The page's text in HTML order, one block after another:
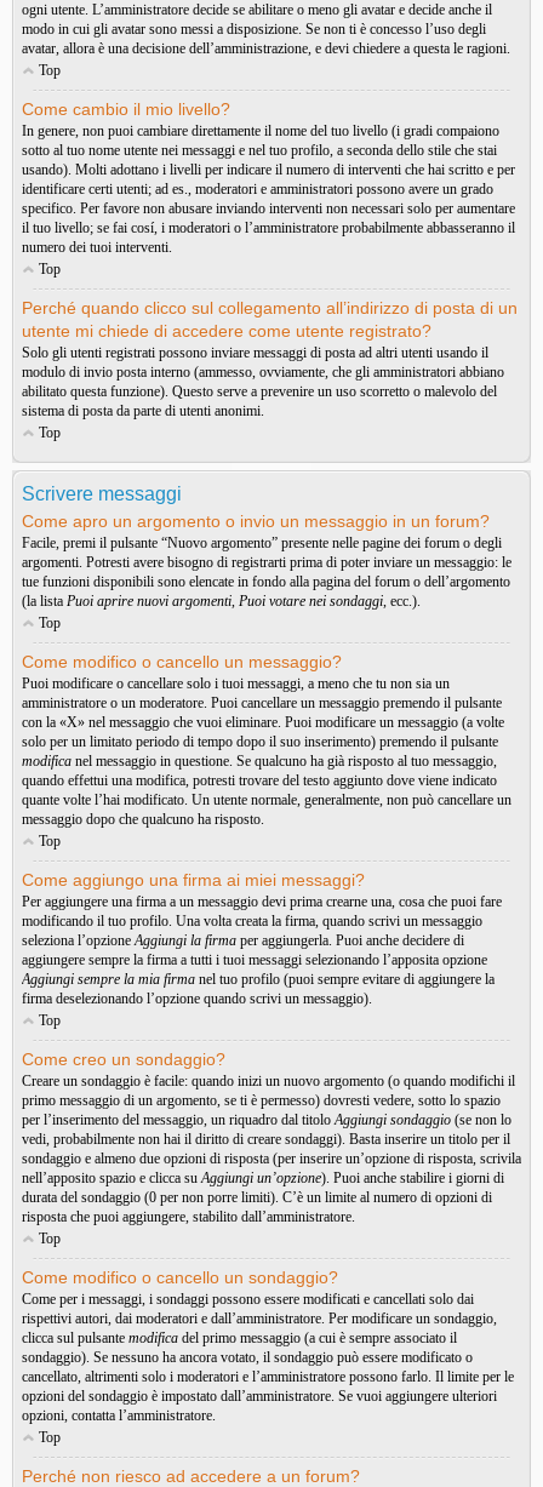
ogni utente. L’amministratore decide se abilitare o meno gli avatar e decide anche il
modo in cui gli avatar sono messi a disposizione. Se non ti è concesso l’uso degli
avatar, allora è una decisione dell’amministrazione, e devi chiedere a questa le ragioni.
Top
Come cambio il mio livello?
In genere, non puoi cambiare direttamente il nome del tuo livello (i gradi compaiono
sotto al tuo nome utente nei messaggi e nel tuo profilo, a seconda dello stile che stai
usando). Molti adottano i livelli per indicare il numero di interventi che hai scritto e per
identificare certi utenti; ad es., moderatori e amministratori possono avere un grado
specifico. Per favore non abusare inviando interventi non necessari solo per aumentare
il tuo livello; se fai cosí, i moderatori o l’amministratore probabilmente abbasseranno il
numero dei tuoi interventi.
Top
Perché quando clicco sul collegamento all’indirizzo di posta di un
utente mi chiede di accedere come utente registrato?
Solo gli utenti registrati possono inviare messaggi di posta ad altri utenti usando il
modulo di invio posta interno (ammesso, ovviamente, che gli amministratori abbiano
abilitato questa funzione). Questo serve a prevenire un uso scorretto o malevolo del
sistema di posta da parte di utenti anonimi.
Top
Scrivere messaggi
Come apro un argomento o invio un messaggio in un forum?
Facile, premi il pulsante “Nuovo argomento” presente nelle pagine dei forum o degli
argomenti. Potresti avere bisogno di registrarti prima di poter inviare un messaggio: le
tue funzioni disponibili sono elencate in fondo alla pagina del forum o dell’argomento
(la lista Puoi aprire nuovi argomenti, Puoi votare nei sondaggi, ecc.).
Top
Come modifico o cancello un messaggio?
Puoi modificare o cancellare solo i tuoi messaggi, a meno che tu non sia un
amministratore o un moderatore. Puoi cancellare un messaggio premendo il pulsante
con la «X» nel messaggio che vuoi eliminare. Puoi modificare un messaggio (a volte
solo per un limitato periodo di tempo dopo il suo inserimento) premendo il pulsante
modifica nel messaggio in questione. Se qualcuno ha già risposto al tuo messaggio,
quando effettui una modifica, potresti trovare del testo aggiunto dove viene indicato
quante volte l’hai modificato. Un utente normale, generalmente, non può cancellare un
messaggio dopo che qualcuno ha risposto.
Top
Come aggiungo una firma ai miei messaggi?
Per aggiungere una firma a un messaggio devi prima crearne una, cosa che puoi fare
modificando il tuo profilo. Una volta creata la firma, quando scrivi un messaggio
seleziona l’opzioneAggiungi la firma per aggiungerla. Puoi anche decidere di
aggiungere sempre la firma a tutti i tuoi messaggi selezionando l’apposita opzione
Aggiungi sempre la mia firma nel tuo profilo (puoi sempre evitare di aggiungere la
firma deselezionando l’opzione quando scrivi un messaggio).
Top
Come creo un sondaggio?
Creare un sondaggio è facile: quando inizi un nuovo argomento (o quando modifichi il
primo messaggio di un argomento, se ti è permesso) dovresti vedere, sotto lo spazio
per l’inserimento del messaggio, un riquadro dal titoloAggiungi sondaggio (se non lo
vedi, probabilmente non hai il diritto di creare sondaggi). Basta inserire un titolo per il
sondaggio e almeno due opzioni di risposta (per inserire un’opzione di risposta, scrivila
nell’apposito spazio e clicca suAggiungi un’opzione). Puoi anche stabilire i giorni di
durata del sondaggio (0 per non porre limiti). C’è un limite al numero di opzioni di
risposta che puoi aggiungere, stabilito dall’amministratore.
Top
Come modifico o cancello un sondaggio?
Come per i messaggi, i sondaggi possono essere modificati e cancellati solo dai
rispettivi autori, dai moderatori e dall’amministratore. Per modificare un sondaggio,
clicca sul pulsante modifica del primo messaggio (a cui è sempre associato il
sondaggio). Se nessuno ha ancora votato, il sondaggio può essere modificato o
cancellato, altrimenti solo i moderatori e l’amministratore possono farlo. Il limite per le
opzioni del sondaggio è impostato dall’amministratore. Se vuoi aggiungere ulteriori
opzioni, contatta l’amministratore.
Top
Perché non riesco ad accedere a un forum?